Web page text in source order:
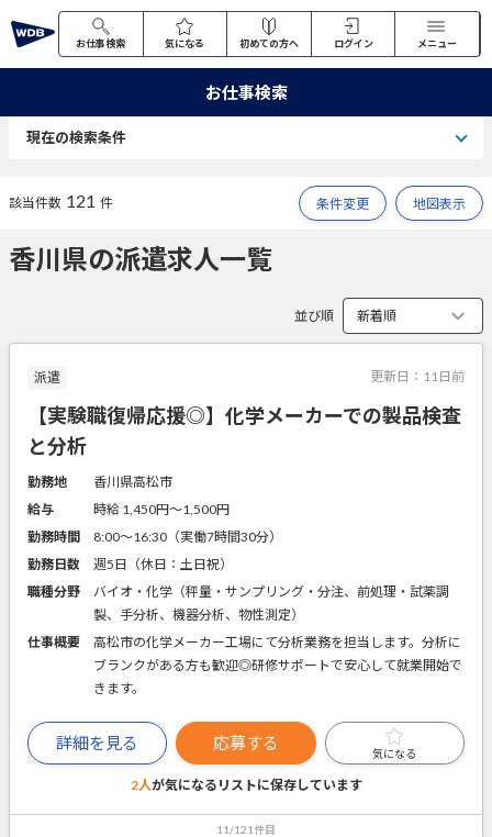
お仕事検索 気になる 初めての方へ ログイン メニュー
お仕事検索
現在の検索条件
該当件数 121 件 条件変更 地図表示
香川県の派遣求人一覧
並び順
派遣 更新日： 11日前
【実験職復帰応援◎】化学メーカーでの製品検査
と分析
勤務地
香川県高松市
給与
時給 1,450円〜1,500円
勤務時間
8:00～16:30（実働7時間30分）
勤務日数
週5日（休日：土日祝）
職種分野
バイオ・化学（秤量・サンプリング・分注、前処理・試薬調
製、手分析、機器分析、物性測定）
仕事概要
高松市の化学メーカー工場にて分析業務を担当します。分析に
ブランクがある方も歓迎◎研修サポートで安心して就業開始で
きます。
詳細を見る 応募する
気になる
2人が気になるリストに保存しています
11/121件目